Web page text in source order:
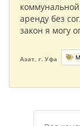
аренду без
закон я могу
Азат, г. Уфа